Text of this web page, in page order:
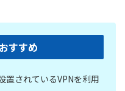
すすめ
置されているVPNを利用